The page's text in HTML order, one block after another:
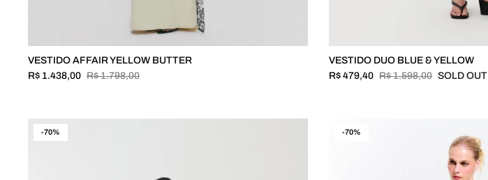
VESTIDO AFFAIR YELLOW BUTTER
R$ 1.438,00 R$ 1.798,00
VESTIDO DUO BLUE & YELLOW
R$ 479,40 R$ 1.598,00 SOLD OUT
-70% -70%